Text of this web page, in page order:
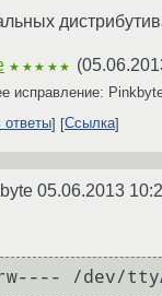
★★★★★ (
исправление:
ответы
Ссылка
05.06.2013
/dev/